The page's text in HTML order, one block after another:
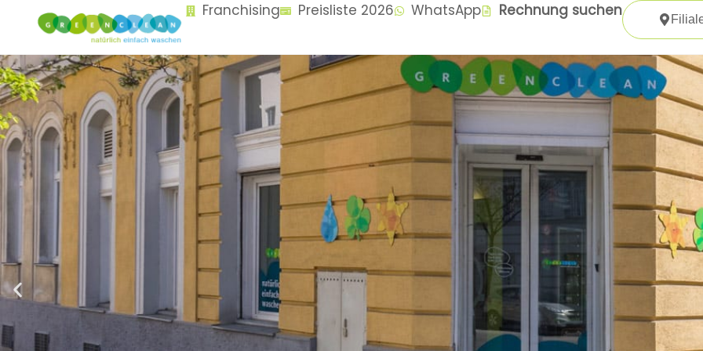
content Franchising Preisliste 2026 WhatsApp Rechnung suchen